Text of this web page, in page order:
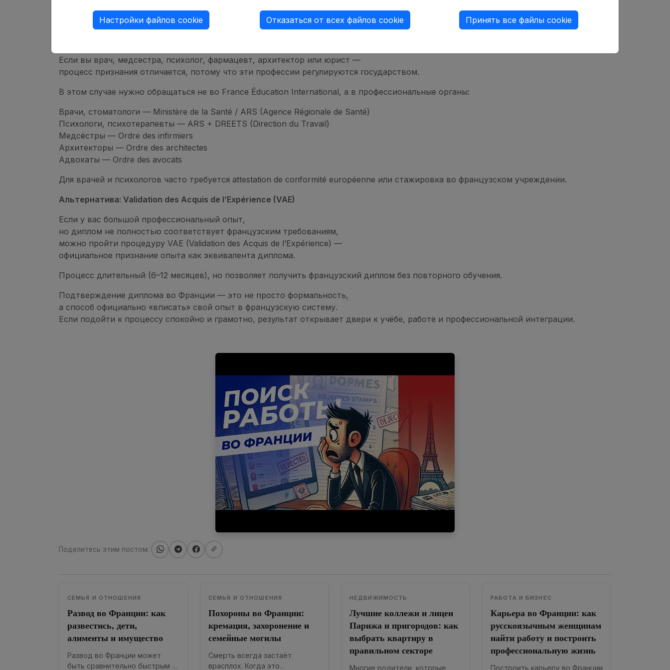
Стоимость услуги — около 70 € (оплата онлайн банковской картой).
Если вы врач, медсестра, психолог, фармацевт, архитектор или юрист —
процесс признания отличается, потому что эти профессии регулируются государством.
В этом случае нужно обращаться не во France Éducation International, а в профессиональные органы:
Врачи, стоматологи — Ministère de la Santé / ARS (Agence Régionale de Santé)
Психологи, психотерапевты — ARS + DREETS (Direction du Travail)
Медсёстры — Ordre des infirmiers
Архитекторы — Ordre des architectes
Адвокаты — Ordre des avocats
Для врачей и психологов часто требуется attestation de conformité européenne или стажировка во французском учреждении.
Альтернатива: Validation des Acquis de l’Expérience (VAE)
Если у вас большой профессиональный опыт,
но диплом не полностью соответствует французским требованиям,
можно пройти процедуру VAE (Validation des Acquis de l’Expérience) —
официальное признание опыта как эквивалента диплома.
Процесс длительный (6–12 месяцев), но позволяет получить французский диплом без повторного обучения.
Подтверждение диплома во Франции — это не просто формальность,
а способ официально «вписать» свой опыт в французскую систему.
Если подойти к процессу спокойно и грамотно, результат открывает двери к учёбе, работе и профессиональной интеграции.
Поделитесь этим постом:
СЕМЬЯ И ОТНОШЕНИЯ
Развод во Франции: как
развестись, дети,
алименты и имущество
Развод во Франции может
быть сравнительно быстрым и
СЕМЬЯ И ОТНОШЕНИЯ
Похороны во Франции:
кремация, захоронение и
семейные могилы
Смерть всегда застаёт
врасплох. Когда это
НЕДВИЖИМОСТЬ
Лучшие коллежи и лицеи
Парижа и пригородов: как
выбрать квартиру в
правильном секторе
Многие родители, которые
РАБОТА И БИЗНЕС
Карьера во Франции: как
русскоязычным женщинам
найти работу и построить
профессиональную жизнь
Построить карьеру во Франции
Настройки файлов cookie Отказаться от всех файлов cookie Принять все файлы cookie